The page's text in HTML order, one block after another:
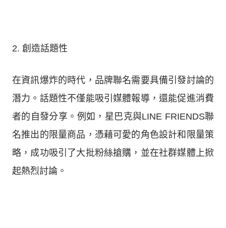
2. 創造話題性
在資訊爆炸的時代，品牌聯名需要具備引發討論的
潛力。話題性不僅能吸引媒體報導，還能促進消費
者的自發分享。例如，星巴克與LINE FRIENDS聯
名推出的限量商品，憑藉可愛的角色設計和限量策
略，成功吸引了大批粉絲搶購，並在社群媒體上掀
起熱烈討論。